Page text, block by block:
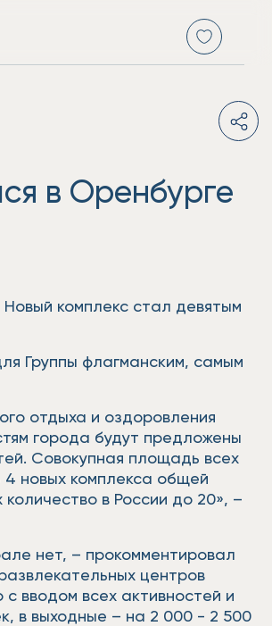
в Оренбурге
комплекс стал девятым
Группы флагманским, самым
отдыха и оздоровления
города будут предложены
Совокупная площадь всех
новых комплекса общей
в России до 20», –
нет, – прокомментировал
центров
вводом всех активностей и
в выходные – на 2 000 - 2 500